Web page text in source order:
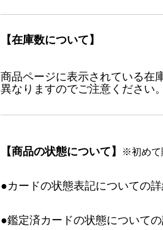
【在庫数について】
商品ページに表示されている在
異なりますのでご注意ください。
【商品の状態について】 ※初めて
●カードの状態表記についての
●鑑定済カードの状態について